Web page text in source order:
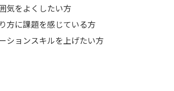
気をよくしたい方
方に課題を感じている方
ションスキルを上げたい方